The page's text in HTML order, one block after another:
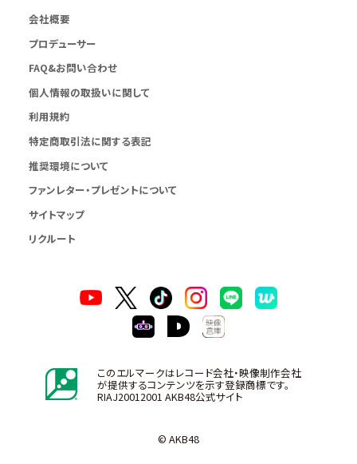
会社概要
プロデューサー
FAQ&お問い合わせ
個人情報の取扱いに関して
利用規約
特定商取引法に関する表記
推奨環境について
ファンレター・プレゼントについて
サイトマップ
リクルート
このエルマークはレコード会社・映像制作会社
が提供するコンテンツを示す登録商標です。
RIAJ20012001 AKB48公式サイト
© AKB48